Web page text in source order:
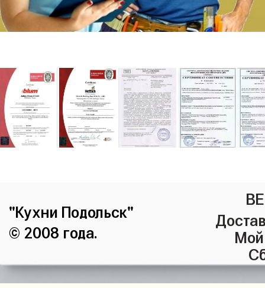
"Кухни Подольск"
© 2008 года.